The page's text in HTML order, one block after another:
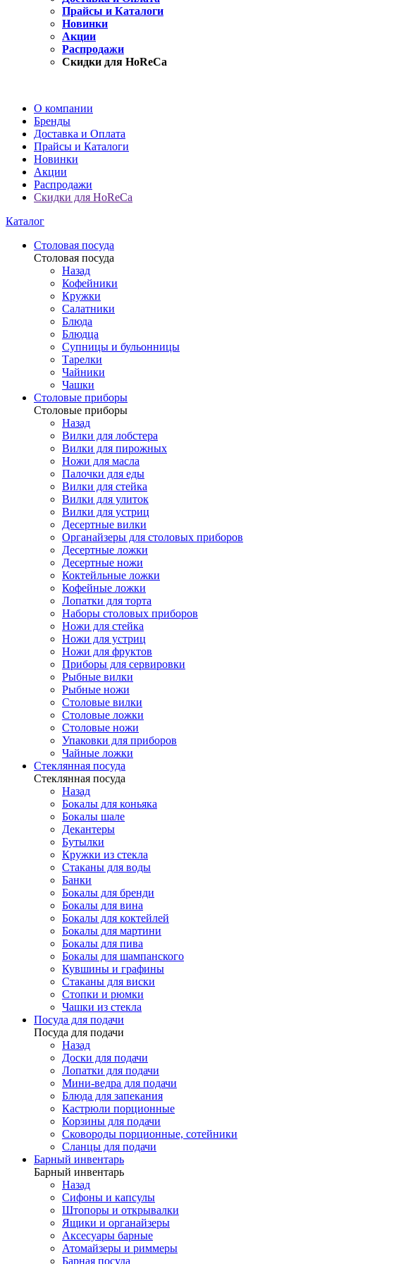
Прайсы и Каталоги
Новинки
Акции
Распродажи
Скидки для HoReCa
О компании
Бренды
Доставка и Оплата
Прайсы и Каталоги
Новинки
Акции
Распродажи
Скидки для HoReCa
Каталог
Столовая посуда
Столовая посуда
Назад
Кофейники
Кружки
Салатники
Блюда
Блюдца
Супницы и бульонницы
Тарелки
Чайники
Чашки
Cтоловые приборы
Cтоловые приборы
Назад
Вилки для лобстера
Вилки для пирожных
Ножи для масла
Палочки для еды
Вилки для стейка
Вилки для улиток
Вилки для устриц
Десертные вилки
Органайзеры для столовых приборов
Десертные ложки
Десертные ножи
Коктейльные ложки
Кофейные ложки
Лопатки для торта
Наборы столовых приборов
Ножи для стейка
Ножи для устриц
Ножи для фруктов
Приборы для сервировки
Рыбные вилки
Рыбные ножи
Столовые вилки
Столовые ложки
Столовые ножи
Упаковки для приборов
Чайные ложки
Стеклянная посуда
Стеклянная посуда
Назад
Бокалы для коньяка
Бокалы шале
Декантеры
Бутылки
Кружки из стекла
Стаканы для воды
Банки
Бокалы для бренди
Бокалы для вина
Бокалы для коктейлей
Бокалы для мартини
Бокалы для пива
Бокалы для шампанского
Кувшины и графины
Стаканы для виски
Стопки и рюмки
Чашки из стекла
Посуда для подачи
Посуда для подачи
Назад
Доски для подачи
Лопатки для подачи
Мини-ведра для подачи
Блюда для запекания
Кастрюли порционные
Корзины для подачи
Сковороды порционные, сотейники
Сланцы для подачи
Барный инвентарь
Барный инвентарь
Назад
Сифоны и капсулы
Штопоры и открывалки
Ящики и органайзеры
Аксесуары барные
Атомайзеры и риммеры
Барная посуда